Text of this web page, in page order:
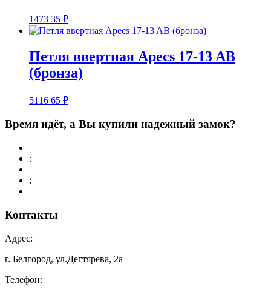
1473 35 ₽
Петля ввертная Apecs 17-13 AB
(бронза)
5116 65 ₽
Время идёт, а Вы купили надежный замок?
:
:
Контакты
Адрес:
г. Белгород, ул.Дегтярева, 2а
Телефон: